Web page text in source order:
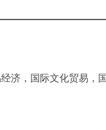
济，国际文化贸易，